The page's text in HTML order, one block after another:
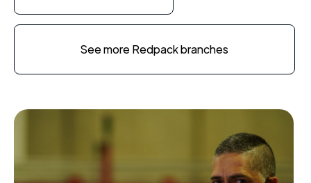
See more Redpack branches